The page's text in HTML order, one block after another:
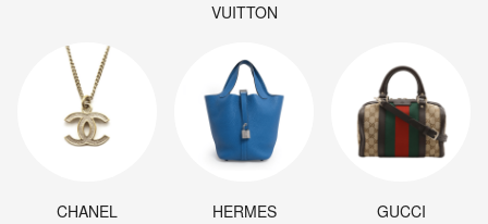
VUITTON
CHANEL HERMES GUCCI